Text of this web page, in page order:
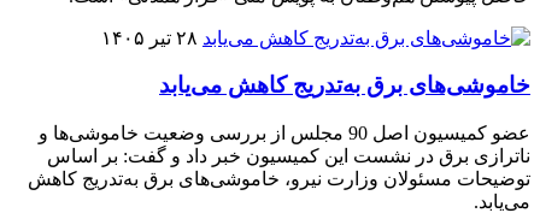
۲۸ تیر ۱۴۰۵
خاموشی‌های برق به‌تدریج کاهش می‌یابد
عضو کمیسیون اصل 90 مجلس از بررسی وضعیت خاموشی‌ها و
ناترازی برق در نشست این کمیسیون خبر داد و گفت: بر اساس
توضیحات مسئولان وزارت نیرو، خاموشی‌های برق به‌تدریج کاهش
می‌یابد.